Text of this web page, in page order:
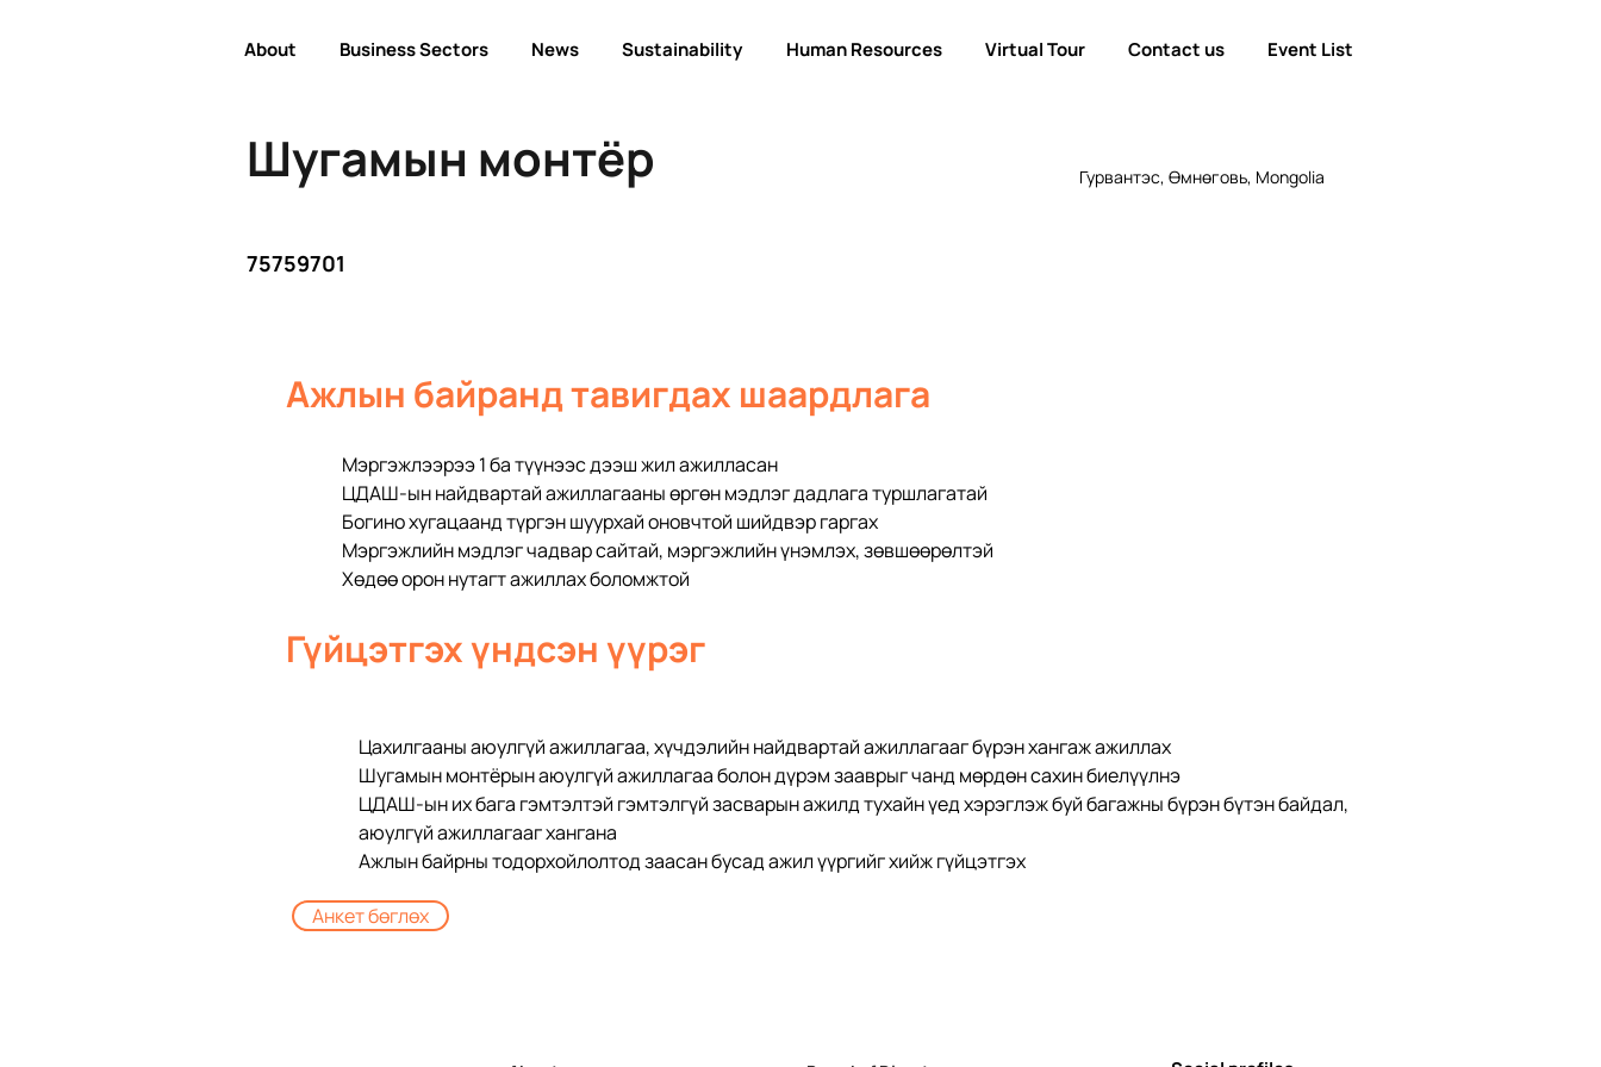
About Business Sectors News Sustainability Human Resources Virtual Tour Contact us Event List
Шугамын монтёр Гурвантэс, Өмнөговь, Mongolia
75759701
Ажлын байранд тавигдах шаардлага
Мэргэжлээрээ 1 ба түүнээс дээш жил ажилласан
ЦДАШ-ын найдвартай ажиллагааны өргөн мэдлэг дадлага туршлагатай
Богино хугацаанд түргэн шуурхай оновчтой шийдвэр гаргах
Мэргэжлийн мэдлэг чадвар сайтай, мэргэжлийн үнэмлэх, зөвшөөрөлтэй
Хөдөө орон нутагт ажиллах боломжтой
Гүйцэтгэх үндсэн үүрэг
Цахилгааны аюулгүй ажиллагаа, хүчдэлийн найдвартай ажиллагааг бүрэн хангаж ажиллах
Шугамын монтёрын аюулгүй ажиллагаа болон дүрэм зааврыг чанд мөрдөн сахин биелүүлнэ
ЦДАШ-ын их бага гэмтэлтэй гэмтэлгүй засварын ажилд тухайн үед хэрэглэж буй багажны бүрэн бүтэн байдал,
аюулгүй ажиллагааг хангана
Ажлын байрны тодорхойлолтод заасан бусад ажил үүргийг хийж гүйцэтгэх
Анкет бөглөх